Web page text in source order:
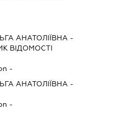
АНАТОЛІЇВНА -
ВІДОМОСТІ
-
АНАТОЛІЇВНА -
-